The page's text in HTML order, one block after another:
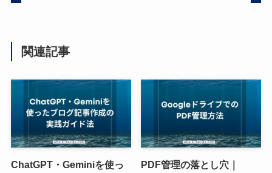
関連記事
ChatGPT・Geminiを使っ
PDF管理の落とし穴｜